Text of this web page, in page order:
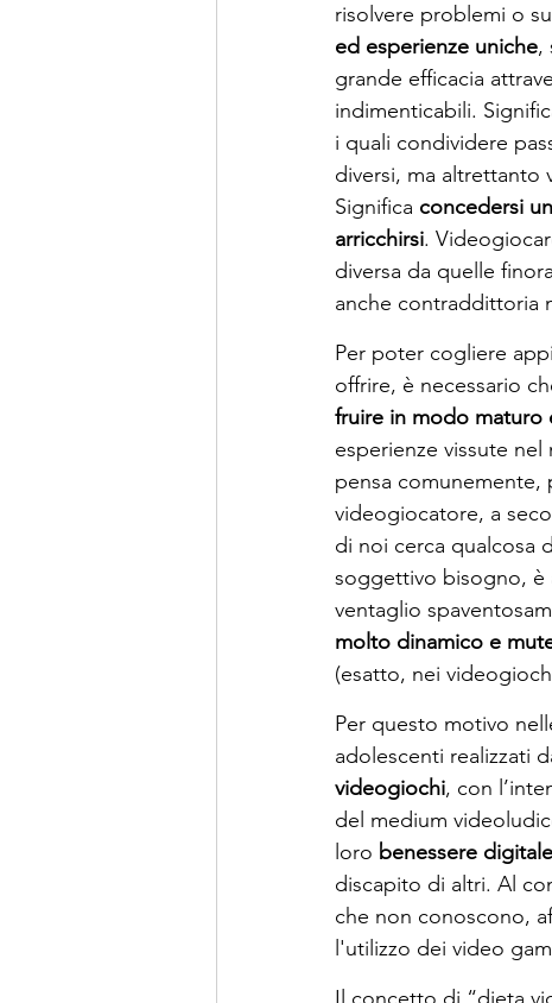
risolvere problemi o
ed esperienze uniche,
grande efficacia
indimenticabili.
i quali condividere
diversi, ma altrettanto
Significa concedersi
arricchirsi.
diversa da quelle
anche contraddittoria
Per poter cogliere
offrire, è necessario
fruire in modo
esperienze vissute
pensa comunemente,
videogiocatore, a
di noi cerca qualcosa
soggettivo bisogno, è
ventaglio
molto dinamico e
(esatto, nei
Per questo motivo
adolescenti realizzati
videogiochi, con
del medium
loro benessere
discapito di altri. Al
che non conoscono,
l'utilizzo dei video